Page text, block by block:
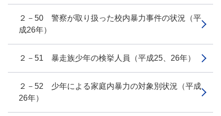
２－50 警察が取り扱った校内暴力事件の状況（平
成26年）
２－51 暴走族少年の検挙人員（平成25、26年）
２－52 少年による家庭内暴力の対象別状況（平成
26年）